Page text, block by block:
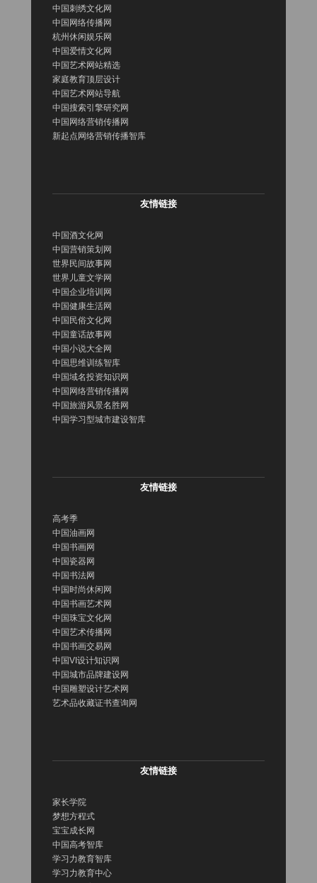
中国刺绣文化网
中国网络传播网
杭州休闲娱乐网
中国爱情文化网
中国艺术网站精选
家庭教育顶层设计
中国艺术网站导航
中国搜索引擎研究网
中国网络营销传播网
新起点网络营销传播智库
友情链接
中国酒文化网
中国营销策划网
世界民间故事网
世界儿童文学网
中国企业培训网
中国健康生活网
中国民俗文化网
中国童话故事网
中国小说大全网
中国思维训练智库
中国域名投资知识网
中国网络营销传播网
中国旅游风景名胜网
中国学习型城市建设智库
友情链接
高考季
中国油画网
中国书画网
中国瓷器网
中国书法网
中国时尚休闲网
中国书画艺术网
中国珠宝文化网
中国艺术传播网
中国书画交易网
中国VI设计知识网
中国城市品牌建设网
中国雕塑设计艺术网
艺术品收藏证书查询网
友情链接
家长学院
梦想方程式
宝宝成长网
中国高考智库
学习力教育智库
学习力教育中心